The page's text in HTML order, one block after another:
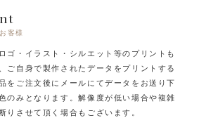
客様
ゴ・イラスト・シルエット等のプリントも
ご自身で製作されたデータをプリントする
をご注文後にメールにてデータをお送り下
のみとなります。解像度が低い場合や複雑
りさせて頂く場合もございます。